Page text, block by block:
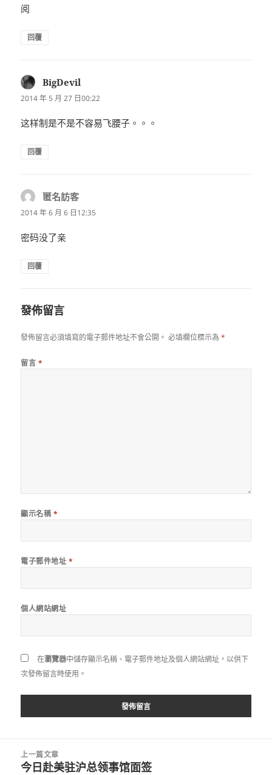
阅
回覆
BigDevil
示:
2014 年 5 月 27 日00:22
这样制是不是不容易飞腰子。。。
回覆
匿名訪客
示:
2014 年 6 月 6 日12:35
密码没了亲
回覆
發佈留言
發佈留言必須填寫的電子郵件地址不會公開。 必填欄位標示為*
留言 *
顯示名稱 *
電子郵件地址 *
個人網站網址
在瀏覽器中儲存顯示名稱、電子郵件地址及個人網站網址，以供下
次發佈留言時使用。
上一篇文章
上
今日赴美驻沪总领事馆面签